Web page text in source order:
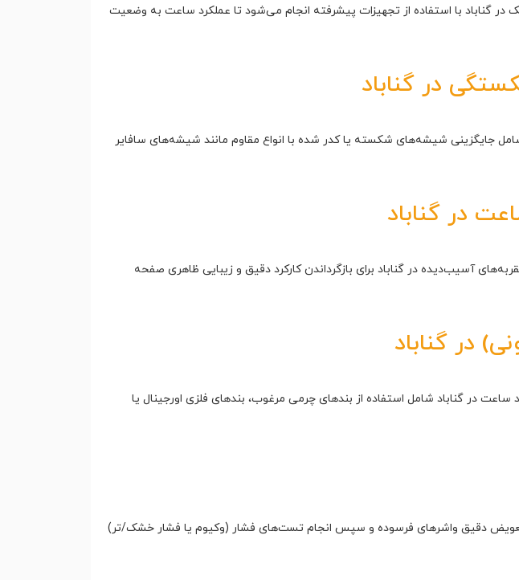
در گناباد با استفاده از تجهیزات پیشرفته انجام می‌شود تا عملکرد ساعت به وضعیت
در گناباد
شیشه‌های شکسته یا کدر شده با انواع مقاوم مانند شیشه‌های سافایر
در گناباد
آسیب‌دیده در گناباد برای بازگرداندن کارکرد دقیق و زیبایی ظاهری صفحه
در گناباد
در گناباد شامل استفاده از بندهای چرمی مرغوب، بندهای فلزی اورجینال یا
تعویض دقیق واشرهای فرسوده و سپس انجام تست‌های فشار (وکیوم یا فشار خشک/تر)